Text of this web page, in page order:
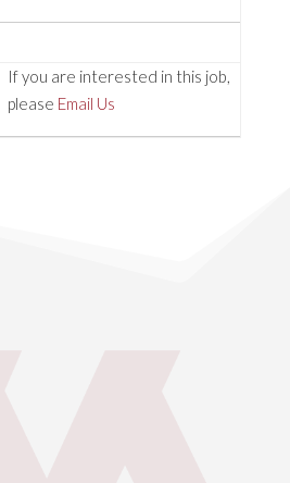
If you are interested in this job,
please Email Us